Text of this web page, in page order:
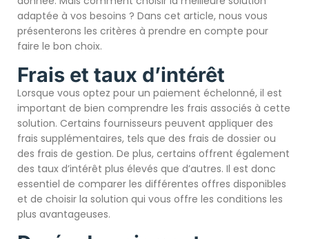
adaptée à vos besoins ? Dans cet article, nous vous
présenterons les critères à prendre en compte pour
faire le bon choix.
Frais et taux d’intérêt
Lorsque vous optez pour un paiement échelonné, il est
important de bien comprendre les frais associés à cette
solution. Certains fournisseurs peuvent appliquer des
frais supplémentaires, tels que des frais de dossier ou
des frais de gestion. De plus, certains offrent également
des taux d’intérêt plus élevés que d’autres. Il est donc
essentiel de comparer les différentes offres disponibles
et de choisir la solution qui vous offre les conditions les
plus avantageuses.